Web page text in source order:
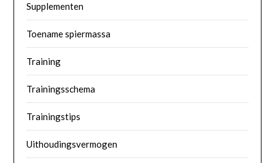
Supplementen
Toename spiermassa
Training
Trainingsschema
Trainingstips
Uithoudingsvermogen